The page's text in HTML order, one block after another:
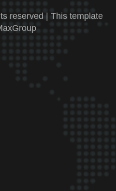
reserved | This template